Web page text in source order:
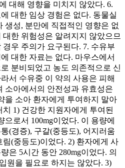
대해 영향을 미치지 않았다. 6.
대한 임상 경험은 없다. 동물실
생성, 분만에 직접적인 영향은 없
한 위험성은 알려지지 않았으므
우 주의가 요구된다. 7. 수유부
대한 자료는 없다. 마우스에서
분비되었고 농도 의존적으로 신
서 수유중 이 약의 사용은 피해
소아에서의 안전성과 유효성은
을 소아 환자에게 투여하지 말아
1) 건강한 지원자에게 투여된
로서 100mg이었다. 이 용량에
(경증), 구갈(중등도), 어지러움
(중등도)이었다. 2) 환자에게 사
은 5시간 동안 280mg이었다. 의
원을 필요로 하지는 않았다. 3)